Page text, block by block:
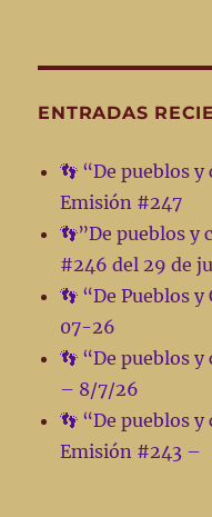
03-
–
Emisión
172
ENTRADAS
👣 “De pueblos
Emisión #247
👣”De pueblos
#246 del 29 de
👣 “De Pueblos
07-26
👣 “De pueblos
– 8/7/26
👣 “De pueblos
Emisión #243 –